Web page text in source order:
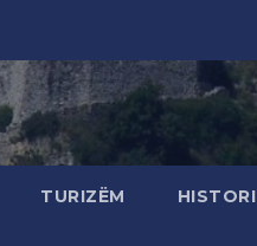
TURIZËM HISTORI